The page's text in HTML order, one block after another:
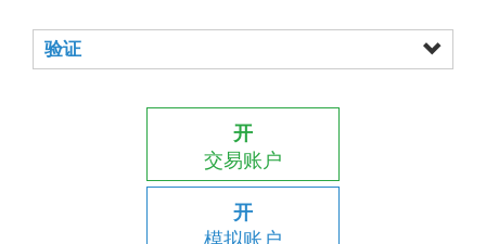
验证
开
交易账户
开